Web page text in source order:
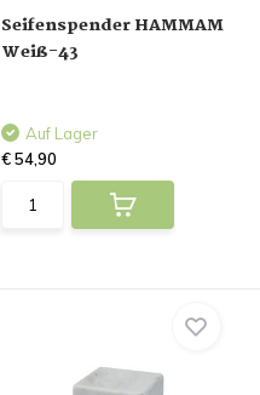
Seifenspender HAMMAM
Weiß-43
Auf Lager
€ 54,90